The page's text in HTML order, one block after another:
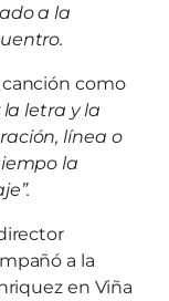
a la
como
letra y la
línea o
la
a la
en Viña